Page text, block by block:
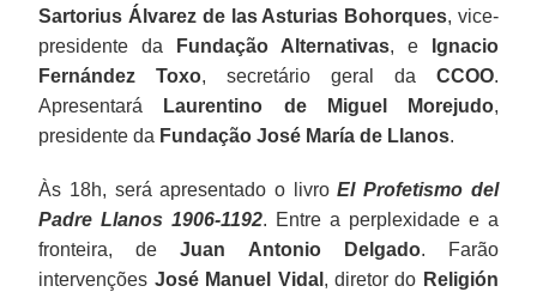
Sartorius Álvarez de las Asturias Bohorques, vice-
presidente da
Fundação Alternativas, e
Ignacio
Fernández Toxo, secretário geral da CCOO.
Apresentará
Laurentino de Miguel Morejudo,
presidente da Fundação José María de Llanos.
Às 18h, será apresentado o livroEl Profetismo del
Padre Llanos 1906-1192. Entre a perplexidade e a
fronteira, deJuan Antonio Delgado. Farão
intervenções José Manuel Vidal , diretor do Religión